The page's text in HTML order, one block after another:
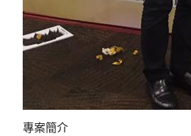
專案簡介